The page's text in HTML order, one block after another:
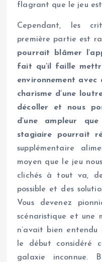
flagrant que le jeu
Cependant, les
première partie est
pourrait blâmer
fait qu’il faille
environnement avec
charisme d’une
décoller et nous
d’une ampleur
stagiaire pourrait
supplémentaire
moyen que le jeu
clichés à tout va,
possible et des
Vous devenez
scénaristique et une
n’avait bien
le début considéré
galaxie inconnue.